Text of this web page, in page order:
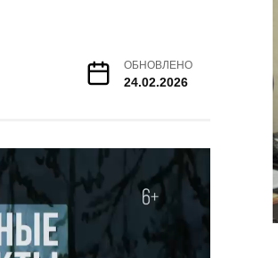
ОБНОВЛЕНО
24.02.2026